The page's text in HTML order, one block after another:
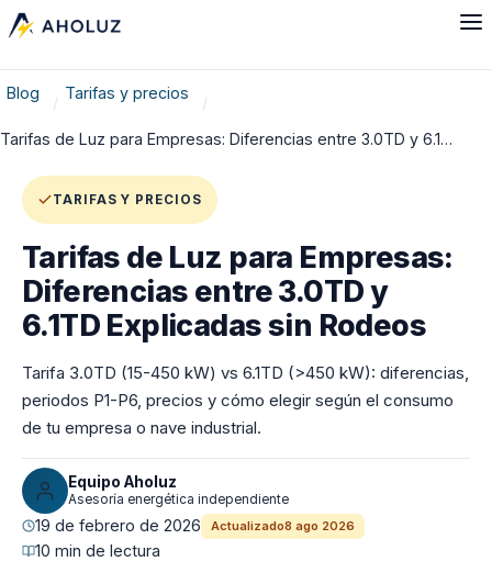
Blog Tarifas y precios
Tarifas de Luz para Empresas: Diferencias entre 3.0TD y 6.1…
TARIFAS Y PRECIOS
Tarifas de Luz para Empresas:
Diferencias entre 3.0TD y
6.1TD Explicadas sin Rodeos
Tarifa 3.0TD (15-450 kW) vs 6.1TD (>450 kW): diferencias,
periodos P1-P6, precios y cómo elegir según el consumo
de tu empresa o nave industrial.
Equipo Aholuz
Asesoría energética independiente
19 de febrero de 2026 Actualizado8 ago 2026
10 min de lectura